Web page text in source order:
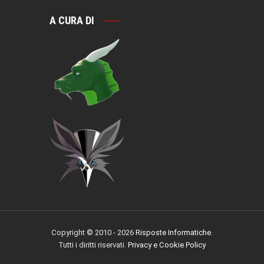
A CURA DI
Copyright © 2010 - 2026 Risposte Informatiche.
Tutti i diritti riservati. Privacy e Cookie Policy